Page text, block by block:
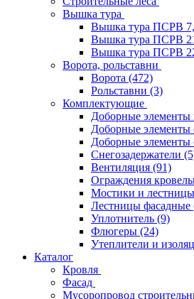
Вышка тура
Вышка тура ПСРВ
Вышка тура ПСРВ
Вышка тура ПСРВ
Ворота, рольставни
Ворота (472)
Рольставни (3)
Комплектующие
Доборные элементы
Доборные элементы
Доборные элементы
Снегозадержатели
Вентиляция (91)
Ограждения
Мостики и
Лестницы фасадные
Уплотнитель (9)
Флюгеры (24)
Утеплители и
Каталог
Кровля
Фасад
Мусоропровод